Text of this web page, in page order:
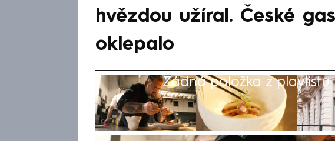
hvězdou užíral. České
oklepalo
Žádná položka z playlistu